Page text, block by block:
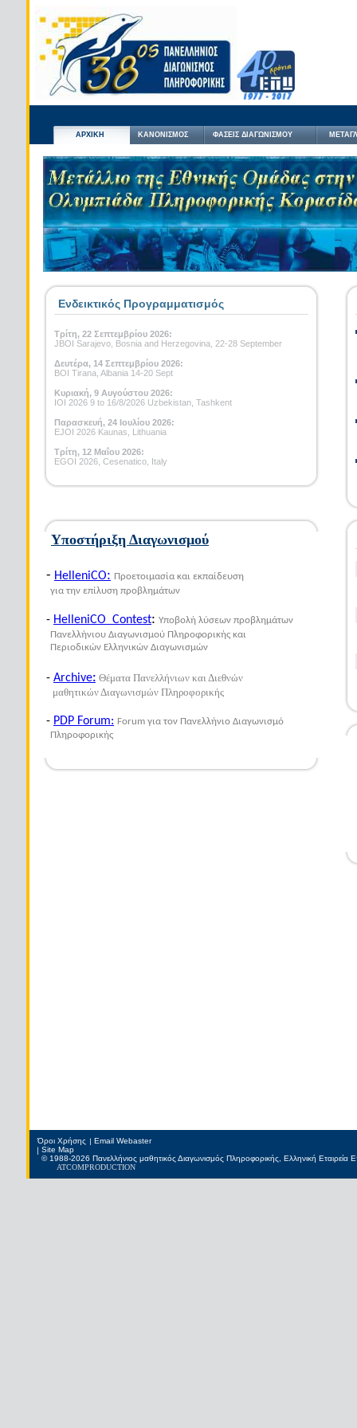
ΑΡΧΙΚΗ ΚΑΝΟΝΙΣΜΟΣ ΦΑΣΕΙΣ ΔΙΑΓΩΝΙΣΜΟΥ
Ενδεικτικός Προγραμματισμός
Τρίτη, 22 Σεπτεμβρίου 2026:
JBOI Sarajevo, Bosnia and Herzegovina, 22-28 September
Δευτέρα, 14 Σεπτεμβρίου 2026:
BOI Tirana, Albania 14-20 Sept
Κυριακή, 9 Αυγούστου 2026:
ΙΟΙ 2026 9 to 16/8/2026 Uzbekistan, Tashkent
Παρασκευή, 24 Ιουλίου 2026:
EJOI 2026 Kaunas, Lithuania
Τρίτη, 12 Μαΐου 2026:
EGOI 2026, Cesenatico, Italy
Υποστήριξη Διαγωνισμού
- HelleniCO: Προετοιμασία και εκπαίδευση
για την επίλυση προβλημάτων
- HelleniCO Contest: Υποβολή λύσεων προβλημάτων
Πανελλήνιου Διαγωνισμού Πληροφορικής και
Περιοδικών Ελληνικών Διαγωνισμών
- Archive: Θέματα Πανελλήνιων και Διεθνών
μαθητικών Διαγωνισμών Πληροφορικής
- PDP Forum: Forum για τον Πανελλήνιο Διαγωνισμό
Πληροφορικής
Όροι Χρήσης
Email Webaster
Site Map
© 1988-2026 Πανελλήνιος μαθητικός Διαγωνισμός Πληροφορικής, Ελληνική
ATCOMPRODUCTION